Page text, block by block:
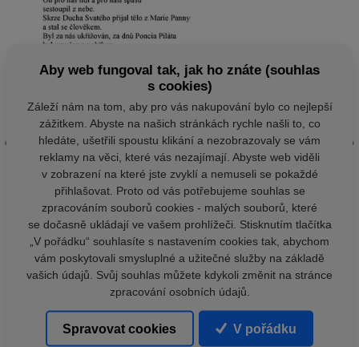
Aby web fungoval tak, jak ho znáte (souhlas
s cookies)
Záleží nám na tom, aby pro vás nakupování bylo co nejlepší
zážitkem. Abyste na našich stránkách rychle našli to, co
hledáte, ušetřili spoustu klikání a nezobrazovaly se vám
reklamy na věci, které vás nezajímají. Abyste web viděli
v zobrazení na které jste zvyklí a nemuseli se pokaždé
přihlašovat. Proto od vás potřebujeme souhlas se
zpracováním souborů cookies - malých souborů, které
se dočasně ukládají ve vašem prohlížeči. Stisknutím tlačítka
„V pořádku“ souhlasíte s nastavením cookies tak, abychom
vám poskytovali smysluplné a užitečné služby na základě
vašich údajů. Svůj souhlas můžete kdykoli změnit na stránce
zpracování osobních údajů.
Spravovat cookies V pořádku